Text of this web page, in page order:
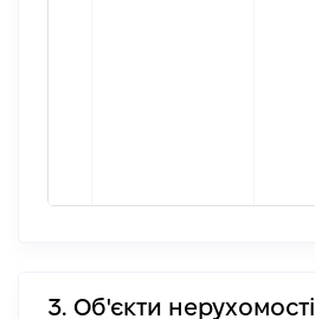
3. Об'єкти нерухомості